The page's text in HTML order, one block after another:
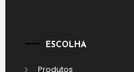
ESCOLHA
Produtos